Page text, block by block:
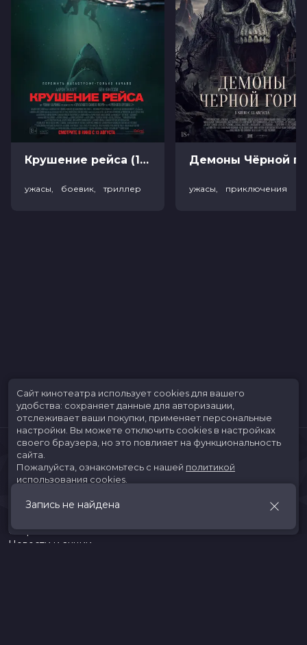
Крушение рейса (18+)
ужасы, боевик, триллер ужасы, приключения
Запись не найдена
Скоро в кино
Новости и акции
Сайт кинотеатра использует cookies для вашего
удобства: сохраняет данные для авторизации,
отслеживает ваши покупки, применяет персональные
настройки. Вы можете отключить cookies в настройках
своего браузера, но это повлияет на функциональность
сайта.
Пожалуйста, ознакомьтесь с нашей политикой
использования cookies